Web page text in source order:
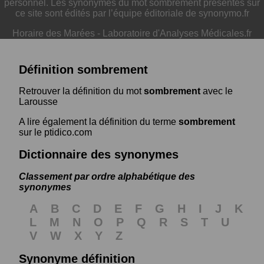
personnel. Les synonymes du mot sombrement présentés sur
ce site sont édités par l’équipe éditoriale de synonymo.fr
Horaire des Marées - Laboratoire d'Analyses Médicales.fr
Définition sombrement
Retrouver la définition du motsombrement avec le
Larousse
A lire également la définition du terme sombrement
sur le ptidico.com
Dictionnaire des synonymes
Classement par ordre alphabétique des
synonymes
A B C D E F G H I J
K
L
M N O P Q R S T
U
V
W X Y
Z
Synonyme définition